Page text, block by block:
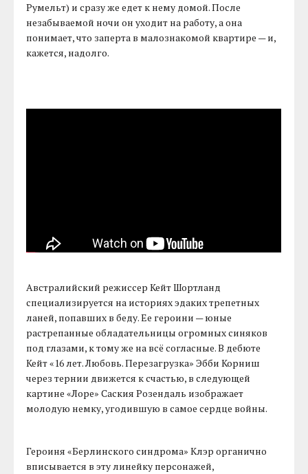
Румельт) и сразу же едет к нему домой. После
незабываемой ночи он уходит на работу, а она
понимает, что заперта в малознакомой квартире — и,
кажется, надолго.
Австралийский режиссер Кейт Шортланд
специализируется на историях эдаких трепетных
ланей, попавших в беду. Ее героини — юные
растрепанные обладательницы огромных синяков
под глазами, к тому же на всё согласные. В дебюте
Кейт «16 лет. Любовь. Перезагрузка» Эбби Корниш
через тернии движется к счастью, в следующей
картине «Лоре» Саския Розендаль изображает
молодую немку, угодившую в самое сердце войны.
Героиня «Берлинского синдрома» Клэр органично
вписывается в эту линейку персонажей,